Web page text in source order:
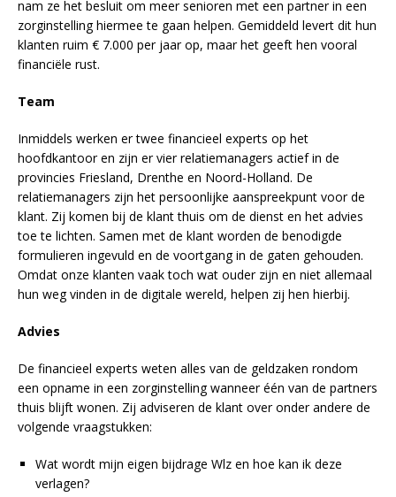
nam ze het besluit om meer senioren met een partner in een
zorginstelling hiermee te gaan helpen. Gemiddeld levert dit hun
klanten ruim € 7.000 per jaar op, maar het geeft hen vooral
financiële rust.
Team
Inmiddels werken er twee financieel experts op het
hoofdkantoor en zijn er vier relatiemanagers actief in de
provincies Friesland, Drenthe en Noord-Holland. De
relatiemanagers zijn het persoonlijke aanspreekpunt voor de
klant. Zij komen bij de klant thuis om de dienst en het advies
toe te lichten. Samen met de klant worden de benodigde
formulieren ingevuld en de voortgang in de gaten gehouden.
Omdat onze klanten vaak toch wat ouder zijn en niet allemaal
hun weg vinden in de digitale wereld, helpen zij hen hierbij.
Advies
De financieel experts weten alles van de geldzaken rondom
een opname in een zorginstelling wanneer één van de partners
thuis blijft wonen. Zij adviseren de klant over onder andere de
volgende vraagstukken:
Wat wordt mijn eigen bijdrage Wlz en hoe kan ik deze
verlagen?